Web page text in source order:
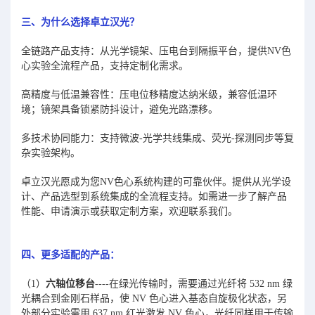
三、为什么选择卓立汉光？
全链路产品支持：从光学镜架、压电台到隔振平台，提供NV色
心实验全流程产品，支持定制化需求。
高精度与低温兼容性：压电位移精度达纳米级，兼容低温环
境；镜架具备锁紧防抖设计，避免光路漂移。
多技术协同能力：支持微波-光学共线集成、荧光-探测同步等复
杂实验架构。
卓立汉光愿成为您NV色心系统构建的可靠伙伴。提供从光学设
计、产品选型到系统集成的全流程支持。如需进一步了解产品
性能、申请演示或获取定制方案，欢迎联系我们。
四、更多适配的产品：
（1） 六轴位移台----在绿光传输时，需要通过光纤将 532 nm 绿
光耦合到金刚石样品，使 NV 色心进入基态自旋极化状态，另